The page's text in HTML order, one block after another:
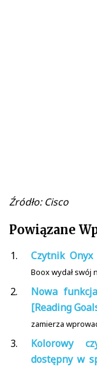
Źródło: Cisco
Powiązane
Czytnik
Boox wydał swój
Nowa
[Reading
zamierza
Kolorowy
dostępny w